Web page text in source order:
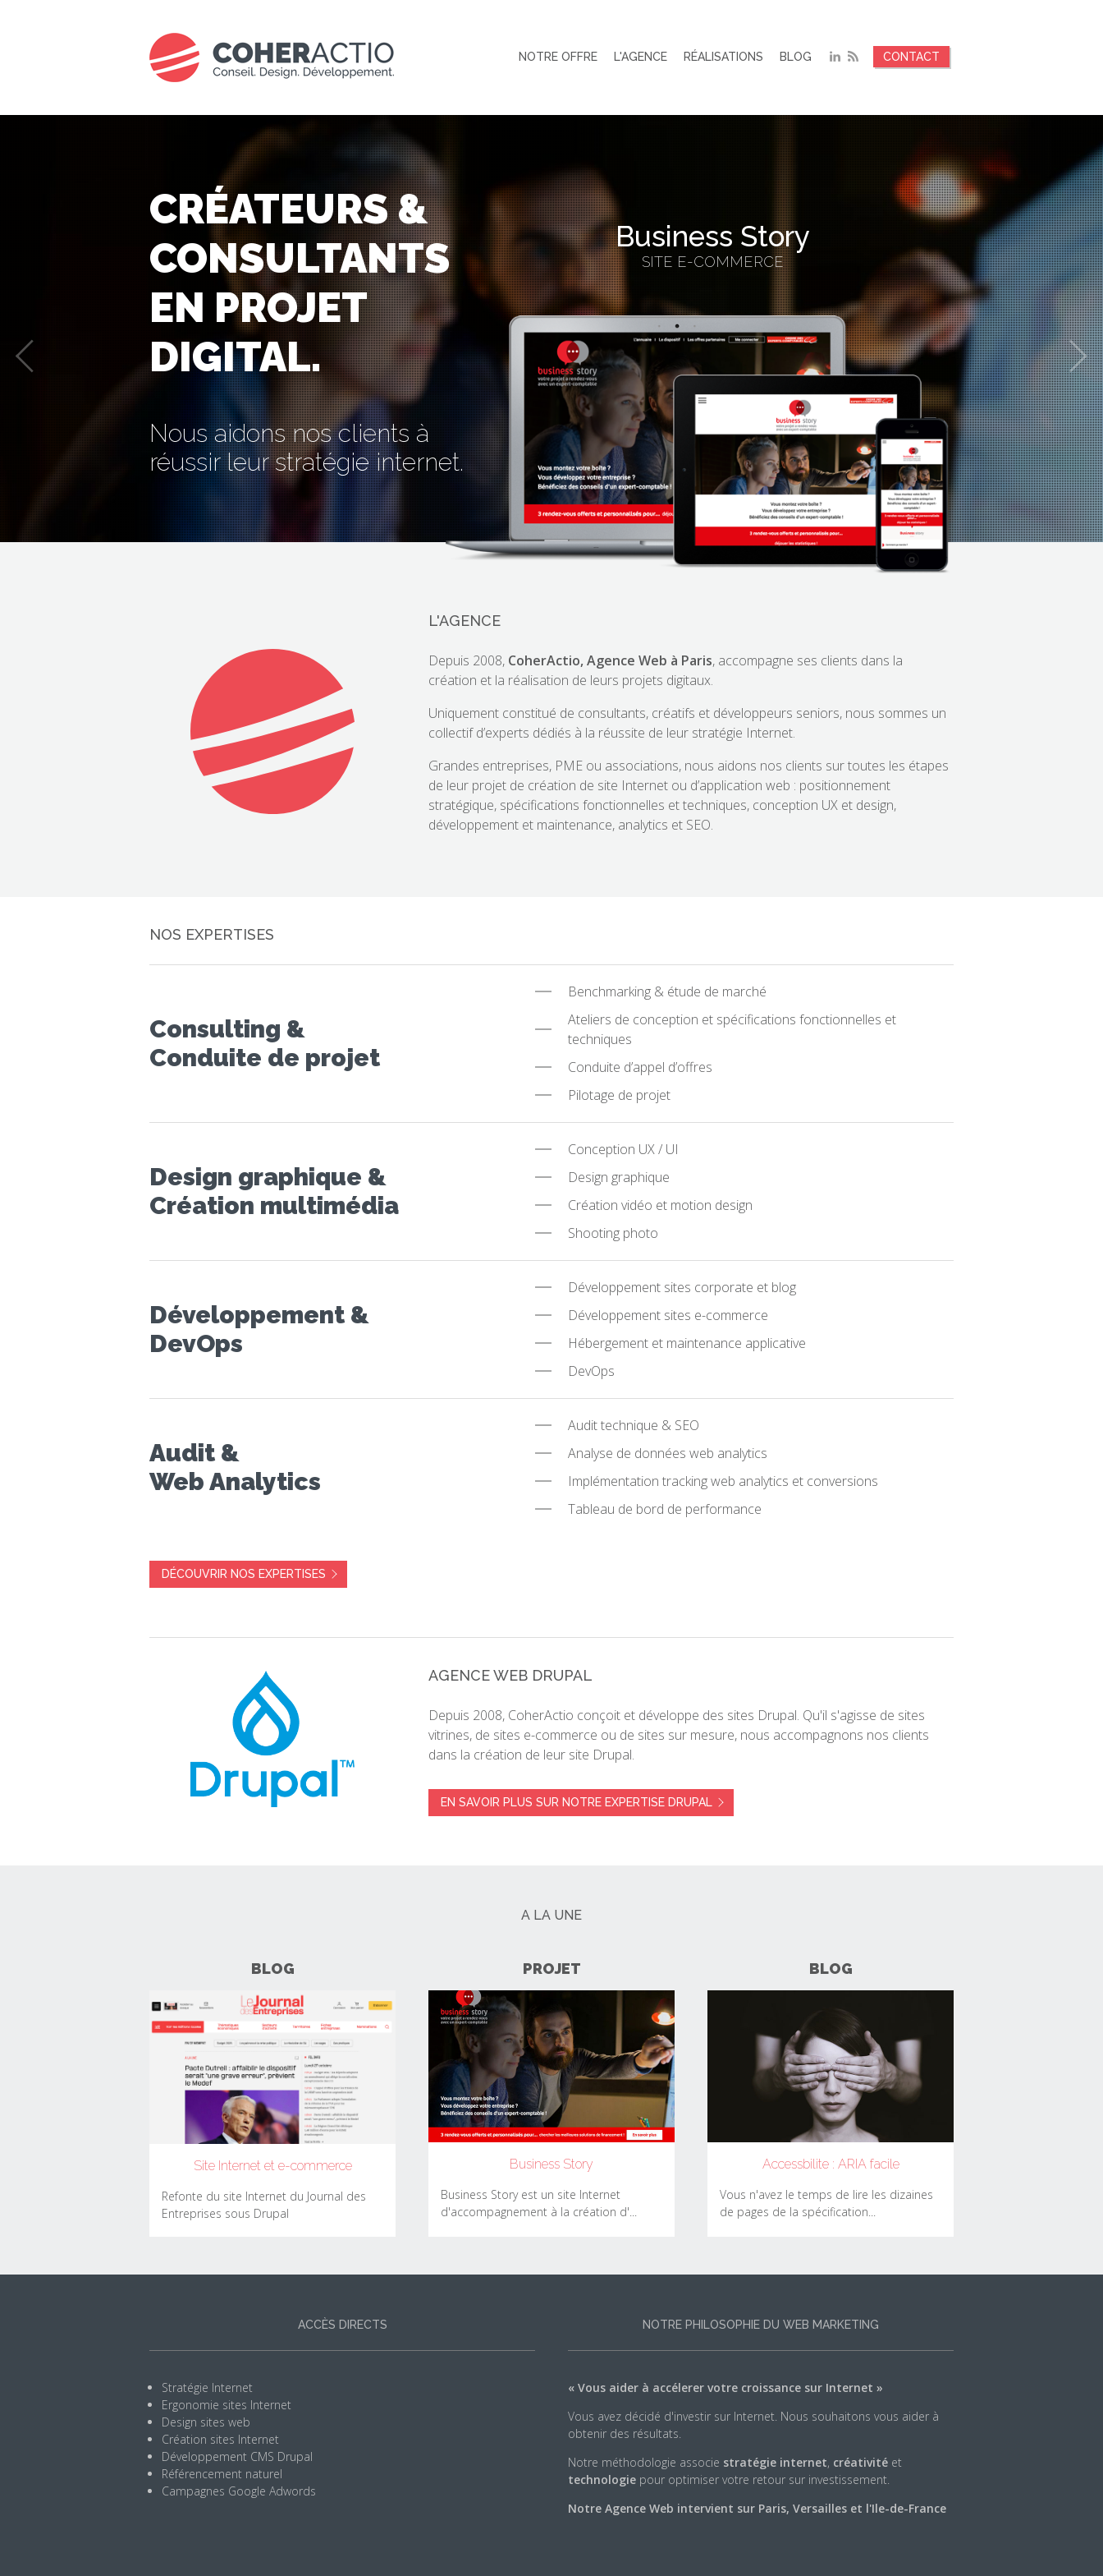
NOTRE OFFRE L'AGENCE RÉALISATIONS BLOG CONTACT
CRÉATEURS &
CONSULTANTS
EN PROJET
DIGITAL.
Nous aidons nos clients à
réussir leur stratégie internet.
Business Story
SITE E-COMMERCE
L'AGENCE
Depuis 2008, CoherActio, Agence Web à Paris, accompagne ses clients dans la
création et la réalisation de leurs projets digitaux.
Uniquement constitué de consultants, créatifs et développeurs seniors, nous sommes un
collectif d’experts dédiés à la réussite de leur stratégie Internet.
Grandes entreprises, PME ou associations, nous aidons nos clients sur toutes les étapes
de leur projet de création de site Internet ou d’application web : positionnement
stratégique, spécifications fonctionnelles et techniques, conception UX et design,
développement et maintenance, analytics et SEO.
NOS EXPERTISES
Consulting &
Conduite de projet
Benchmarking & étude de marché
Ateliers de conception et spécifications fonctionnelles et
techniques
Conduite d’appel d’offres
Pilotage de projet
Design graphique &
Création multimédia
Conception UX / UI
Design graphique
Création vidéo et motion design
Shooting photo
Développement &
DevOps
Développement sites corporate et blog
Développement sites e-commerce
Hébergement et maintenance applicative
DevOps
Audit &
Web Analytics
Audit technique & SEO
Analyse de données web analytics
Implémentation tracking web analytics et conversions
Tableau de bord de performance
DÉCOUVRIR NOS EXPERTISES
AGENCE WEB DRUPAL
Depuis 2008, CoherActio conçoit et développe des sites Drupal. Qu'il s'agisse de sites
vitrines, de sites e-commerce ou de sites sur mesure, nous accompagnons nos clients
dans la création de leur site Drupal.
EN SAVOIR PLUS SUR NOTRE EXPERTISE DRUPAL
A LA UNE
BLOG
Site Internet et e-commerce
Refonte du site Internet du Journal des
Entreprises sous Drupal
LIRE LA SUITE
PROJET
Business Story
Business Story est un site Internet
d'accompagnement à la création d'...
Comptables.
LIRE LA SUITE
BLOG
Accessbilite : ARIA facile
Vous n'avez le temps de lire les dizaines
de pages de la spécification...
accessible aux personnes handicapées.
LIRE LA SUITE
ACCÈS DIRECTS
Stratégie Internet
Ergonomie sites Internet
Design sites web
Création sites Internet
Développement CMS Drupal
Référencement naturel
Campagnes Google Adwords
NOTRE PHILOSOPHIE DU WEB MARKETING
« Vous aider à accélerer votre croissance sur Internet »
Vous avez décidé d'investir sur Internet. Nous souhaitons vous aider à
obtenir des résultats.
Notre méthodologie associe stratégie internet, créativité et
technologie pour optimiser votre retour sur investissement.
Notre Agence Web intervient sur Paris, Versailles et l'Ile-de-France